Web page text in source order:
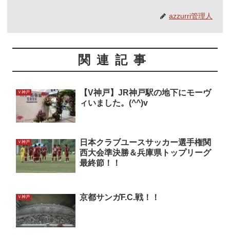
azzurri管理人
関連記事
Ｖ神戸
【V神戸】JR神戸駅の地下にモーヴ
ィいました。(^^)v
Ｖ神戸
日本クラブユースサッカー選手権関
西大会準決勝＆兵庫県トップリーグ
最終節！！
Ｖ神戸 京都サンガF.C.戦！！